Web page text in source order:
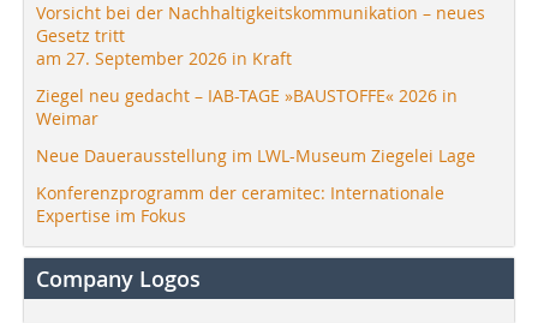
Vorsicht bei der Nachhaltigkeitskommunikation – neues
Gesetz tritt
am 27. September 2026 in Kraft
Ziegel neu gedacht – IAB-TAGE »BAUSTOFFE« 2026 in
Weimar
Neue Dauerausstellung im LWL-Museum Ziegelei Lage
Konferenzprogramm der ceramitec: Internationale
Expertise im Fokus
Company Logos